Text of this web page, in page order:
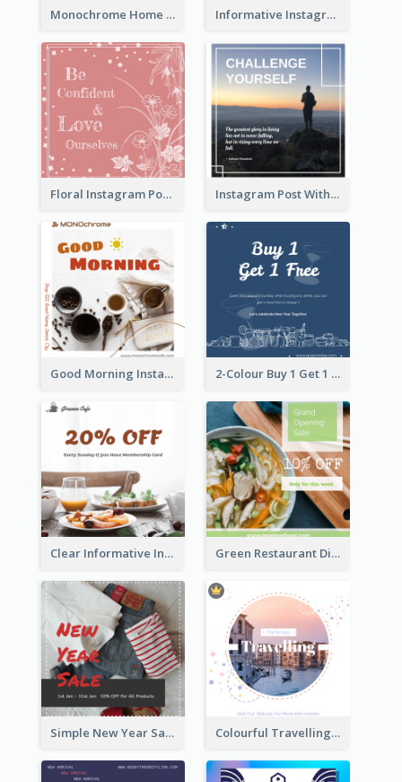
Monochrome Home Decoration Sample Instagram Post Informative Instagram Post Of Graduation Celebrating Party
Floral Instagram Post With Slogan Instagram Post With Quote And Photo
Good Morning Instagram Post With Photo Of Coffee 2-Colour Buy 1 Get 1 Free Instagram Post
Clear Informative Instagram Post Of Breakfast Discount Green Restaurant Discount Instagram Post
Simple New Year Sale Instagram Post of Clothes Colourful Travelling Instagram Post